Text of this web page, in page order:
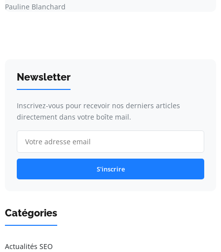
Pauline Blanchard
Newsletter
Inscrivez-vous pour recevoir nos derniers articles
directement dans votre boîte mail.
S'inscrire
Catégories
Actualités SEO